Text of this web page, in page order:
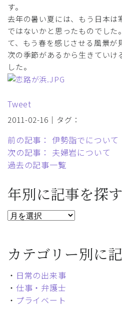
す。
去年の暑い夏には、もう日本は
ではないかと思ったものでし
て、もう春を感じさせる風景が
次の季節があるから生きていけ
した。
Tweet
2011-02-16｜タグ：
前の記事： 伊勢詣でについて
次の記事： 夫婦岩について
過去の記事一覧
年別に記事を探す
カテゴリー別に
・ 日常の出来事
・ 仕事・弁護士
・ プライベート